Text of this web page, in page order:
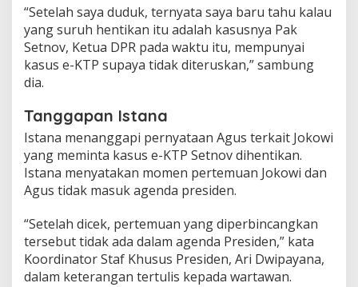
“Setelah saya duduk, ternyata saya baru tahu kalau
yang suruh hentikan itu adalah kasusnya Pak
Setnov, Ketua DPR pada waktu itu, mempunyai
kasus e-KTP supaya tidak diteruskan,” sambung
dia.
Tanggapan Istana
Istana menanggapi pernyataan Agus terkait Jokowi
yang meminta kasus e-KTP Setnov dihentikan.
Istana menyatakan momen pertemuan Jokowi dan
Agus tidak masuk agenda presiden.
“Setelah dicek, pertemuan yang diperbincangkan
tersebut tidak ada dalam agenda Presiden,” kata
Koordinator Staf Khusus Presiden, Ari Dwipayana,
dalam keterangan tertulis kepada wartawan.